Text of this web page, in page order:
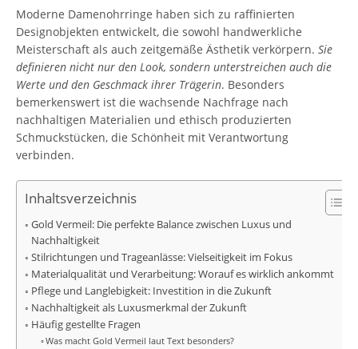
Moderne Damenohrringe haben sich zu raffinierten
Designobjekten entwickelt, die sowohl handwerkliche
Meisterschaft als auch zeitgemäße Ästhetik verkörpern. Sie
definieren nicht nur den Look, sondern unterstreichen auch die
Werte und den Geschmack ihrer Trägerin. Besonders
bemerkenswert ist die wachsende Nachfrage nach
nachhaltigen Materialien und ethisch produzierten
Schmuckstücken, die Schönheit mit Verantwortung
verbinden.
Inhaltsverzeichnis
Gold Vermeil: Die perfekte Balance zwischen Luxus und
Nachhaltigkeit
Stilrichtungen und Trageanlässe: Vielseitigkeit im Fokus
Materialqualität und Verarbeitung: Worauf es wirklich ankommt
Pflege und Langlebigkeit: Investition in die Zukunft
Nachhaltigkeit als Luxusmerkmal der Zukunft
Häufig gestellte Fragen
Was macht Gold Vermeil laut Text besonders?